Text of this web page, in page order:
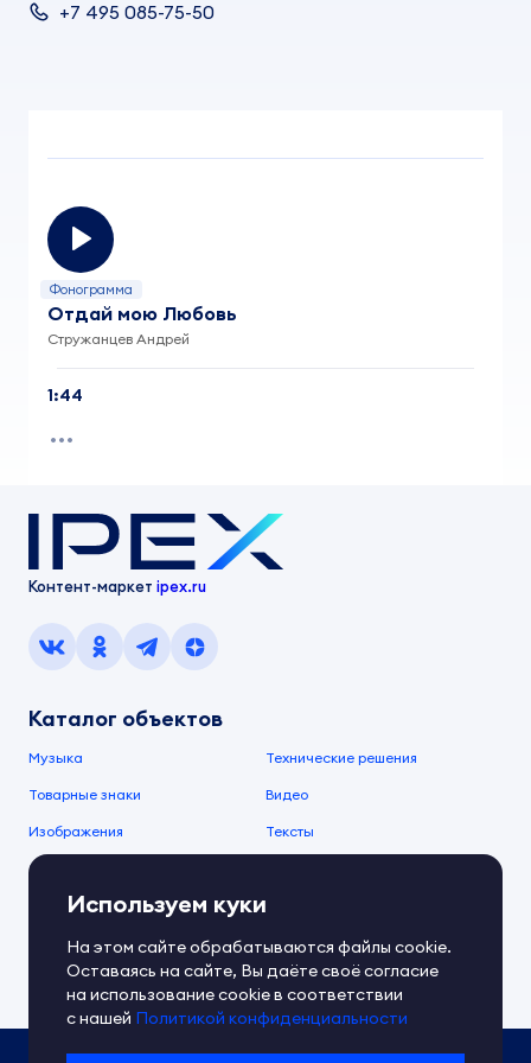
+7 495 085-75-50
Фонограмма
Отдай мою Любовь
Стружанцев Андрей
1:44
Контент-маркет ipex.ru
Каталог объектов
Музыка Технические решения
Товарные знаки Видео
Изображения Тексты
О компании
О сервисе
Документы IPEX Справочный центр
Контакты Обратная связь
Политика IPEX по обработке ПД
Используем куки
На этом сайте обрабатываются файлы cookie.
Оставаясь на сайте, Вы даёте своё согласие
на использование cookie в соответствии
с нашей Политикой конфиденциальности